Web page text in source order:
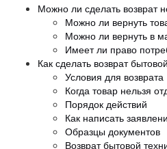
Можно ли сделать возврат
Можно ли вернуть
Можно ли вернуть в
Имеет ли право
Как сделать возврат
Условия для возврата
Когда товар нельзя
Порядок действий
Как написать
Образцы документов
Возврат бытовой